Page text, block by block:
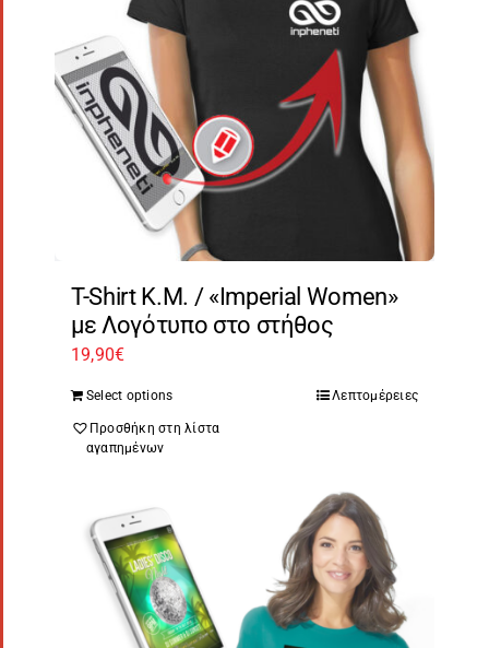
T-Shirt Κ.Μ. / «Imperial Women»
με Λογότυπο στο στήθος
19,90€
Select options Λεπτομέρειες
Προσθήκη στη λίστα
αγαπημένων